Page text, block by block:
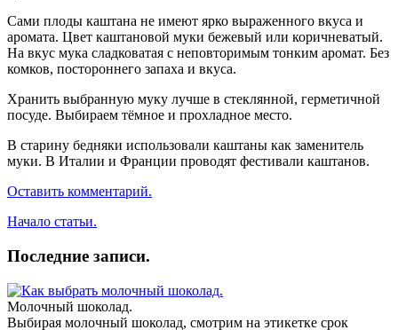
Сами плоды каштана не имеют ярко выраженного вкуса и
аромата. Цвет каштановой муки бежевый или коричневатый.
На вкус мука сладковатая с неповторимым тонким аромат. Без
комков, постороннего запаха и вкуса.
Хранить выбранную муку лучше в стеклянной, герметичной
посуде. Выбираем тёмное и прохладное место.
В старину бедняки использовали каштаны как заменитель
муки. В Италии и Франции проводят фестивали каштанов.
Оставить комментарий.
Начало статьи.
Последние записи.
Молочный шоколад.
Выбирая молочный шоколад, смотрим на этикетке срок